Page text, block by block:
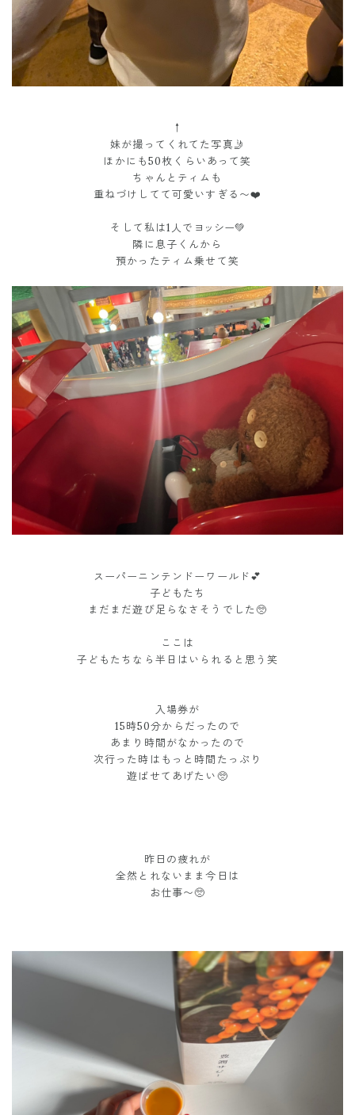
↑
妹が撮ってくれてた写真🤳
ほかにも50枚くらいあって笑
ちゃんとティムも
重ねづけしてて可愛いすぎる〜❤️
そして私は1人で ヨッシー💚
隣に息子くんから
預かったティム乗せて笑
スーパーニンテンドーワールド💕
子どもたち
まだまだ遊び足らなさそうでした🥺
ここは
子どもたちなら半日はいられると思う笑
入場券が
15時50分からだったので
あまり時間がなかったので
次行った時はもっと時間たっぷり
遊ばせてあげたい🥺
昨日の疲れが
全然とれないまま今日は
お仕事〜🥺